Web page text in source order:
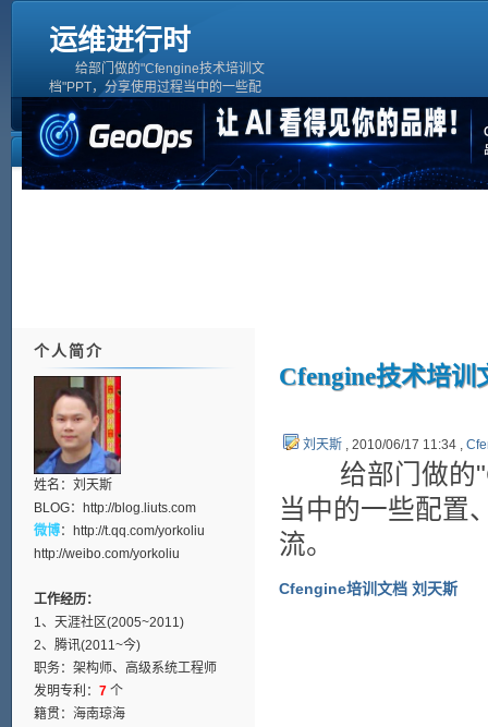
运维进行时
给部门做的"Cfengine技术培训文
档"PPT，分享使用过程当中的一些配
置、使用方法及常见问题等。如有疑问
再一起交流。Cfengine培训文档 刘天
斯View more presentations from
liuts.C
Cfengine技术培训
刘天斯, 2010/06/17 11:34 ,
给部门做的
当中的一些配置
流。
Cfengine培训文档 刘天斯
个人简介
姓名：刘天斯
BLOG： http://blog.liuts.com
微博： http://t.qq.com/yorkoliu
http://weibo.com/yorkoliu
工作经历：
1、天涯社区(2005~2011)
2、腾讯(2011~今)
职务：架构师、高级系统工程师
发明专利： 7个
籍贯：海南琼海